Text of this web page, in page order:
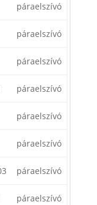
páraelszívó
páraelszívó
páraelszívó
páraelszívó
páraelszívó
páraelszívó
páraelszívó
páraelszívó